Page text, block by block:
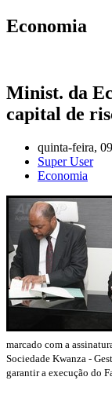
Economia
Minist. da
capital de
quinta-feira,
Super User
Economia
marcado com a
Sociedade Kwanza -
garantir a execução do